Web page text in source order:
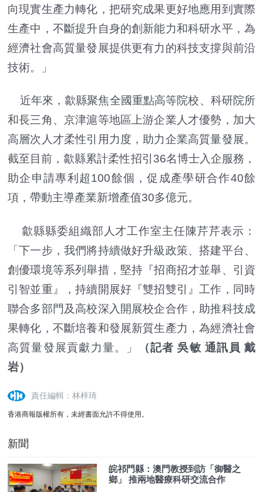
向現實生產力轉化，把研究成果更好地應用到實際
生產中，不斷提升自身的創新能力和科研水平，為
經濟社會高質量發展提供更有力的科技支撐與前沿
技術。」
近年來，歙縣聚焦全國重點高等院校、科研院所
和長三角、京津滬等地區上游企業人才優勢，加大
高層次人才柔性引用力度，助力企業高質量發展。
截至目前，歙縣累計柔性招引36名博士入企服務，
助企申請專利超100餘個，促成產學研合作40餘
項，帶動主導產業新增產值30多億元。
歙縣縣委組織部人才工作室主任陳芹芹表示：
「下一步，我們將持續做好升級政策、搭建平台、
創優環境等系列舉措，堅持『招商招才並舉、引資
引智並重』，持續開展好『雙招雙引』工作，同時
聯合多部門及高校深入開展校企合作，助推科技成
果轉化，不斷培養和發展新質生產力，為經濟社會
高質量發展貢獻力量。」
（記者 吳敏 通訊員 戴
岩）
責任編輯：林梓琦
香港商報版權所有，未經書面允許不得使用。
新聞
皖祁門縣：澳門教授到訪「御醫之
鄉」 推兩地醫療科研交流合作